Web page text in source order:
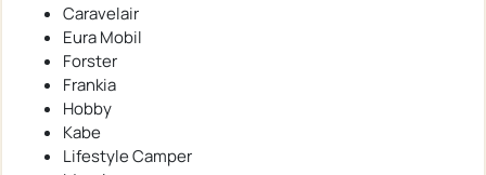
Caravelair
Eura Mobil
Forster
Frankia
Hobby
Kabe
Lifestyle Camper